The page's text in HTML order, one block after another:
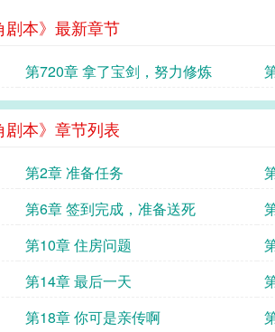
剧本》最新章节
第720章 拿了宝剑，努力修炼
剧本》章节列表
第2章 准备任务
第6章 签到完成，准备送死
第10章 住房问题
第14章 最后一天
第18章 你可是亲传啊